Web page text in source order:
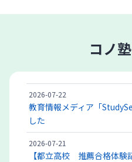
コノ
2026-07-22
教育情報メディア「
した
2026-07-21
【都立高校 推薦合格体験